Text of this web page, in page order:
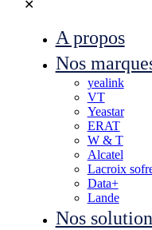
✕
A propos
Nos
yealink
VT
Yeastar
ERAT
W & T
Alcatel
Lacroix
Data+
Lande
Nos